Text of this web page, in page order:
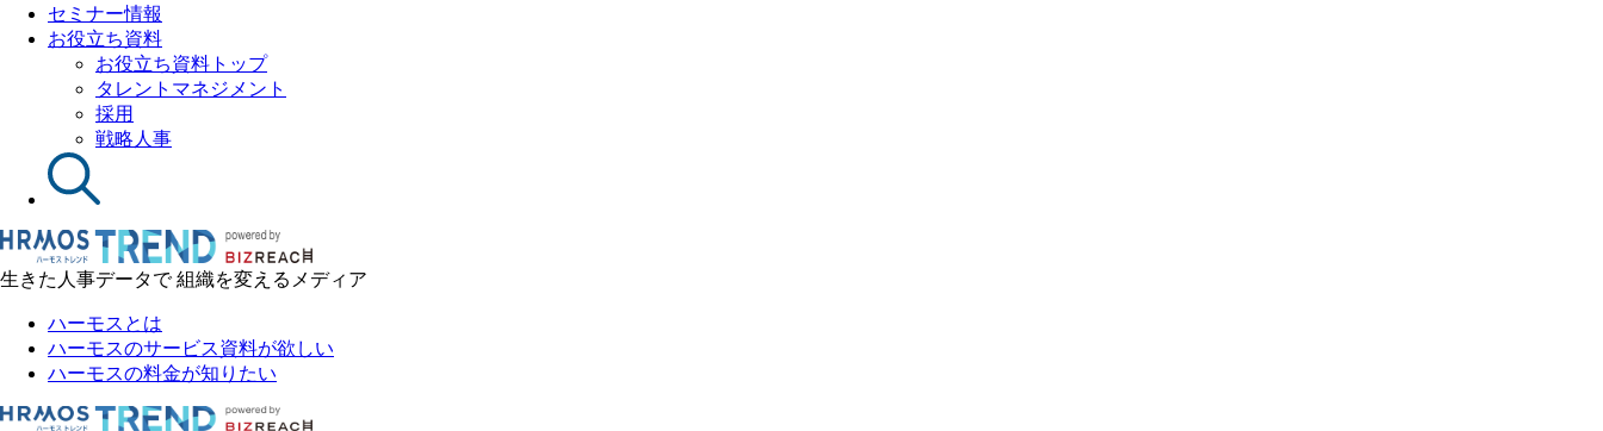
セミナー情報
お役立ち資料
お役立ち資料トップ
タレントマネジメント
採用
戦略人事
生きた人事データで 組織を変えるメディア
ハーモスとは
ハーモスのサービス資料が欲しい
ハーモスの料金が知りたい